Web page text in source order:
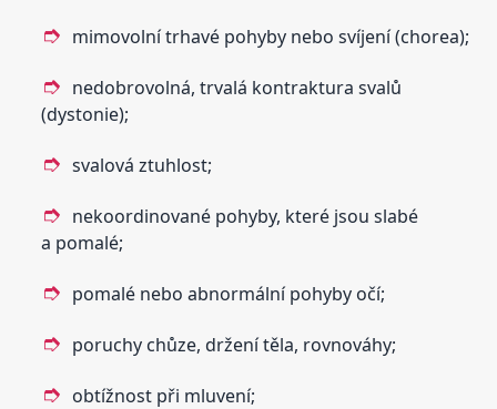
mimovolní trhavé pohyby nebo svíjení (chorea);
nedobrovolná, trvalá kontraktura svalů
(dystonie);
svalová ztuhlost;
nekoordinované pohyby, které jsou slabé
a pomalé;
pomalé nebo abnormální pohyby očí;
poruchy chůze, držení těla, rovnováhy;
obtížnost při mluvení;